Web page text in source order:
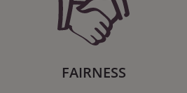
FAIRNESS